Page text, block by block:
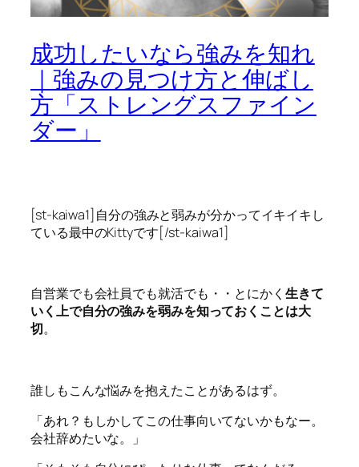
成功したいなら強みを知れ
｜強みの見つけ方と伸ばし
方「ストレングスファイン
ダー」
[st-kaiwa1]自分の強みと弱みが分かってイキイキし
ている最中のKittyです[/st-kaiwa1]
自営業でも会社員でも就活でも・・とにかく 生きて
いく上で自分の強みを弱みを知っておくことは大
切。
誰しもこんな悩みを抱えたことがあるはず。
「あれ？もしかしてこの仕事向いてないかもなー。
会社辞めたいな。」